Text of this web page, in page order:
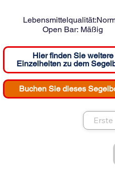
Lebensmittelqualität:
Open Bar: Mäßig
Hier finden Sie weitere
Einzelheiten zu dem
Buchen Sie dieses
Erste